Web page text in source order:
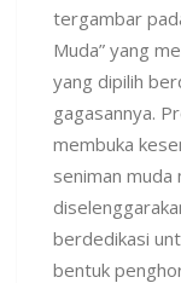
tergambar
Muda” yang
yang dipilih
gagasannya.
membuka
seniman muda
berdedikasi
bentuk